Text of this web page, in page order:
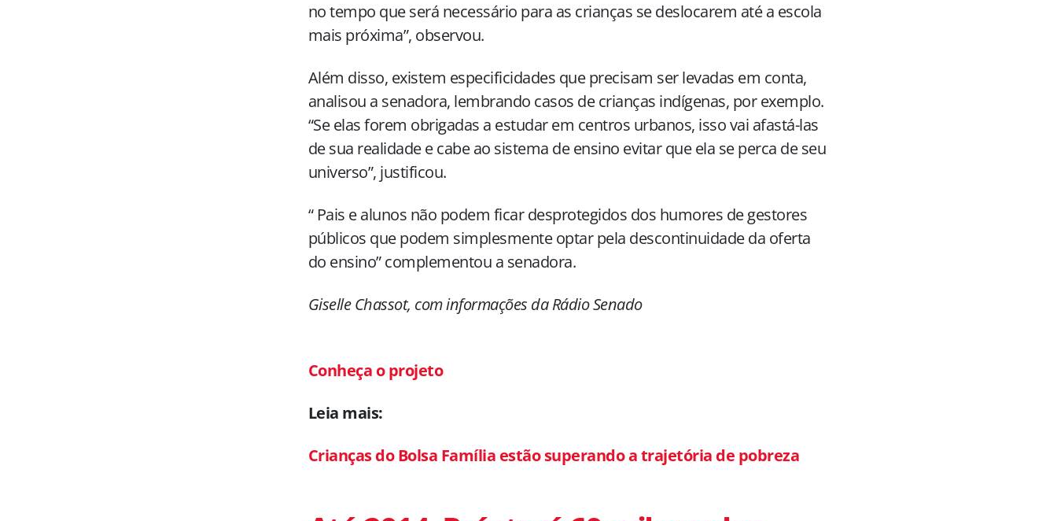
no tempo que será necessário para as crianças se deslocarem até a escola
mais próxima”, observou.
Além disso, existem especificidades que precisam ser levadas em conta,
analisou a senadora, lembrando casos de crianças indígenas, por exemplo.
“Se elas forem obrigadas a estudar em centros urbanos, isso vai afastá-las
de sua realidade e cabe ao sistema de ensino evitar que ela se perca de seu
universo”, justificou.
“ Pais e alunos não podem ficar desprotegidos dos humores de gestores
públicos que podem simplesmente optar pela descontinuidade da oferta
do ensino” complementou a senadora.
Giselle Chassot, com informações da Rádio Senado
Conheça o projeto
Leia mais:
Crianças do Bolsa Família estão superando a trajetória de pobreza